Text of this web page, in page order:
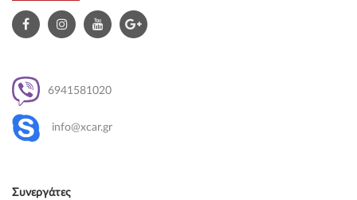
6941581020
info@xcar.gr
Συνεργάτες